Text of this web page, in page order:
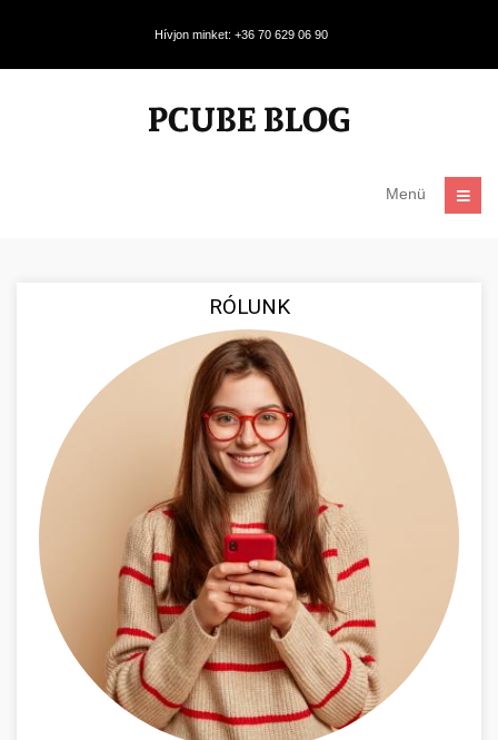
Hívjon minket: +36 70 629 06 90
Menü
RÓLUNK